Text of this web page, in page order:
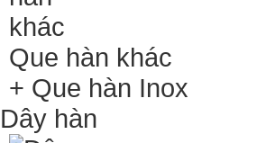
Que hàn khác
+ Que hàn Inox
Dây hàn